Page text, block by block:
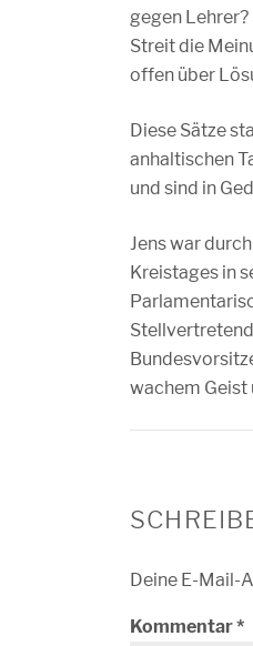
gegen
Streit die
offen über
Diese Sätze
anhaltischen
und sind in
Jens war
Kreistages in
wachem Geist
Deine E-Mail-
Kommentar*